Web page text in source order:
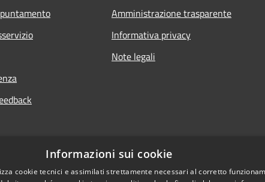
Amministrazione trasparente
Informativa privacy
Note legali
Informazioni sui cookie
cookie tecnici e assimilati strettamente necessari al corretto